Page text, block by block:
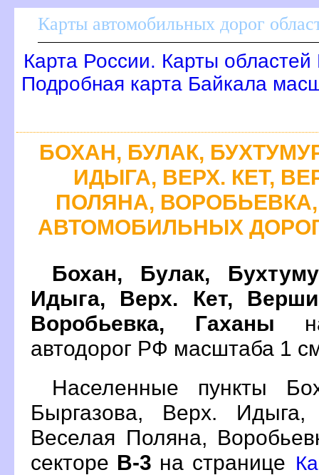
Карты автомобильных дорог
Карта России. Карты областей
Подробная карта Байкала
БОХАН, БУЛАК,
ИДЫГА, ВЕРХ. КЕТ,
ПОЛЯНА,
АВТОМОБИЛЬНЫХ
Бохан, Булак,
Идыга, Верх. Кет,
Воробьевка, Гаханы
автодорог РФ масштаба 1
Населенные пункты
Быргазова, Верх.
Веселая Поляна,
секторе В-3 на странице